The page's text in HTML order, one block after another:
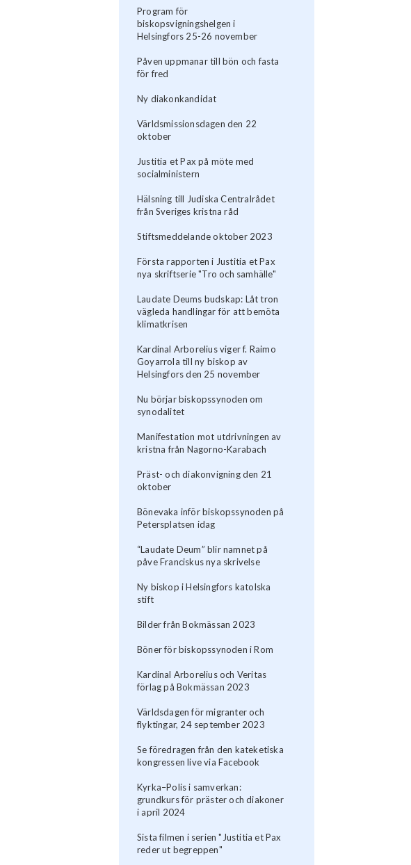
Program för
biskopsvigningshelgen i
Helsingfors 25-26 november
Påven uppmanar till bön och fasta
för fred
Ny diakonkandidat
Världsmissionsdagen den 22
oktober
Justitia et Pax på möte med
socialministern
Hälsning till Judiska Centralrådet
från Sveriges kristna råd
Stiftsmeddelande oktober 2023
Första rapporten i Justitia et Pax
nya skriftserie "Tro och samhälle"
Laudate Deums budskap: Låt tron
vägleda handlingar för att bemöta
klimatkrisen
Kardinal Arborelius viger f. Raimo
Goyarrola till ny biskop av
Helsingfors den 25 november
Nu börjar biskopssynoden om
synodalitet
Manifestation mot utdrivningen av
kristna från Nagorno-Karabach
Präst- och diakonvigning den 21
oktober
Bönevaka inför biskopssynoden på
Petersplatsen idag
“Laudate Deum” blir namnet på
påve Franciskus nya skrivelse
Ny biskop i Helsingfors katolska
stift
Bilder från Bokmässan 2023
Böner för biskopssynoden i Rom
Kardinal Arborelius och Veritas
förlag på Bokmässan 2023
Världsdagen för migranter och
flyktingar, 24 september 2023
Se föredragen från den kateketiska
kongressen live via Facebook
Kyrka–Polis i samverkan:
grundkurs för präster och diakoner
i april 2024
Sista filmen i serien "Justitia et Pax
reder ut begreppen"